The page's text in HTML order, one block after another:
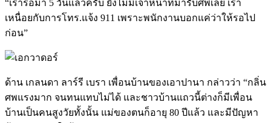
“เรารอมา 5 วันแล้วครับ ยังไม่มีเจ้าหน้าที่มารับศพเลย เรา
เหนื่อยกับการโทร.แจ้ง 911 เพราะพนักงานบอกแค่ว่าให้รอไป
ก่อน”
ด้าน เกลนดา ลาร์รี เบรา เพื่อนบ้านของเอาปานา กล่าวว่า “กลิ่น
ศพแรงมาก จนทนแทบไม่ได้ และชาวบ้านแถวนี้ต่างก็มีเพื่อน
บ้านเป็นคนสูงวัยทั้งนั้น แม่ของตนก็อายุ 80 ปีแล้ว และมีปัญหา